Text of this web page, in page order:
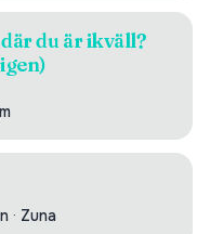
du är ikväll?
· Zuna